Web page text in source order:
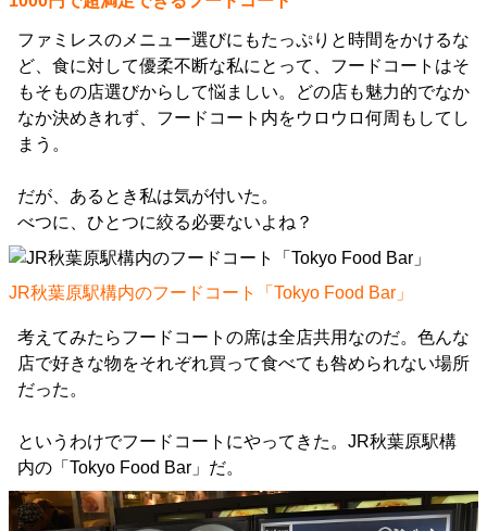
ファミレスのメニュー選びにもたっぷりと時間をかけるな
ど、食に対して優柔不断な私にとって、フードコートはそ
もそもの店選びからして悩ましい。どの店も魅力的でなか
なか決めきれず、フードコート内をウロウロ何周もしてし
まう。
だが、あるとき私は気が付いた。
べつに、ひとつに絞る必要ないよね？
JR秋葉原駅構内のフードコート「Tokyo Food Bar」
考えてみたらフードコートの席は全店共用なのだ。色んな
店で好きな物をそれぞれ買って食べても咎められない場所
だった。
というわけでフードコートにやってきた。JR秋葉原駅構
内の「Tokyo Food Bar」だ。